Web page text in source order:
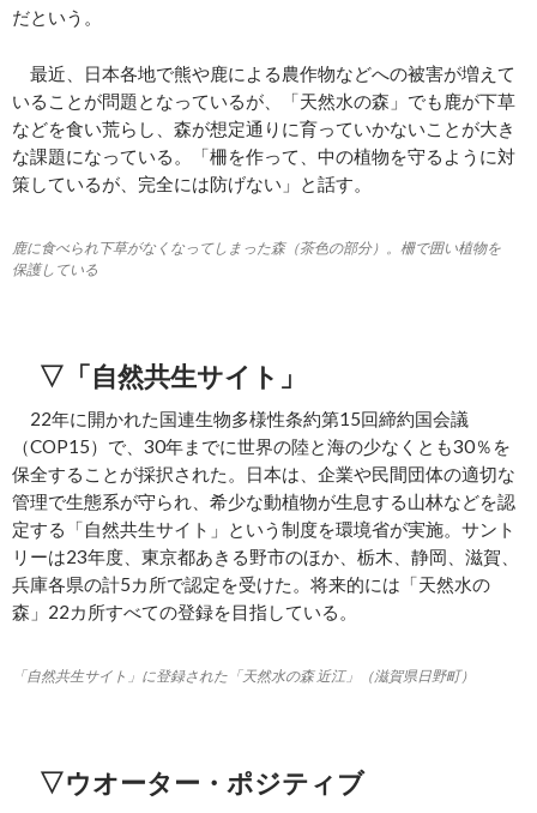
だという。
最近、日本各地で熊や鹿による農作物などへの被害が増えて
いることが問題となっているが、「天然水の森」でも鹿が下草
などを食い荒らし、森が想定通りに育っていかないことが大き
な課題になっている。「柵を作って、中の植物を守るように対
策しているが、完全には防げない」と話す。
鹿に食べられ下草がなくなってしまった森（茶色の部分）。柵で囲い植物を
保護している
▽「自然共生サイト」
22年に開かれた国連生物多様性条約第15回締約国会議
（COP15）で、30年までに世界の陸と海の少なくとも30％を
保全することが採択された。日本は、企業や民間団体の適切な
管理で生態系が守られ、希少な動植物が生息する山林などを認
定する「自然共生サイト」という制度を環境省が実施。サント
リーは23年度、東京都あきる野市のほか、栃木、静岡、滋賀、
兵庫各県の計5カ所で認定を受けた。将来的には「天然水の
森」22カ所すべての登録を目指している。
「自然共生サイト」に登録された「天然水の森 近江」（滋賀県日野町）
▽ウオーター・ポジティブ